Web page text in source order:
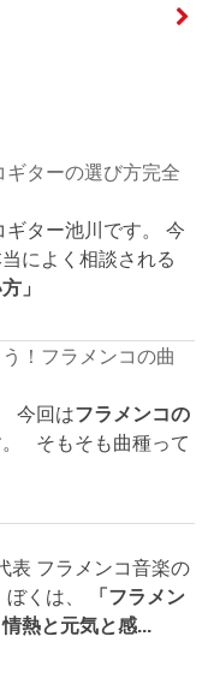
ギターの選び方完全
ギター池川です。 今
によく相談される
」
！フラメンコの曲
今回はフラメンコの
そもそも曲種って
表 フラメンコ音楽の
くは、
「フラメン
熱と元気と感...